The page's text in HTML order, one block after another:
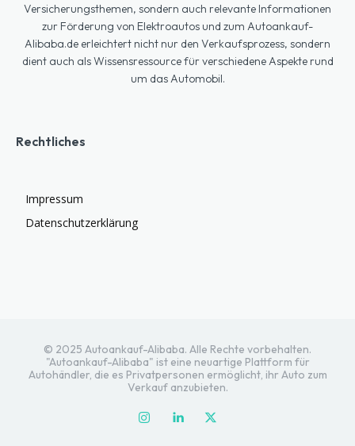
Versicherungsthemen, sondern auch relevante Informationen
zur Förderung von Elektroautos und zum Autoankauf-
Alibaba.de erleichtert nicht nur den Verkaufsprozess, sondern
dient auch als Wissensressource für verschiedene Aspekte rund
um das Automobil.
Rechtliches
Impressum
Datenschutzerklärung
© 2025 Autoankauf-Alibaba. Alle Rechte vorbehalten.
"Autoankauf-Alibaba" ist eine neuartige Plattform für
Autohändler, die es Privatpersonen ermöglicht, ihr Auto zum
Verkauf anzubieten.